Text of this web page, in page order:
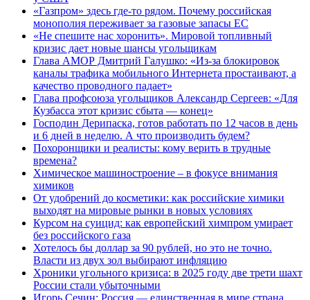
«Газпром» здесь где-то рядом. Почему российская
монополия переживает за газовые запасы ЕС
«Не спешите нас хоронить». Мировой топливный
кризис дает новые шансы угольщикам
Глава АМОР Дмитрий Галушко: «Из-за блокировок
каналы трафика мобильного Интернета простаивают, а
качество проводного падает»
Глава профсоюза угольщиков Александр Сергеев: «Для
Кузбасса этот кризис сбыта — конец»
Господин Дерипаска, готов работать по 12 часов в день
и 6 дней в неделю. А что производить будем?
Похоронщики и реалисты: кому верить в трудные
времена?
Химическое машиностроение – в фокусе внимания
химиков
От удобрений до косметики: как российские химики
выходят на мировые рынки в новых условиях
Курсом на суицид: как европейский химпром умирает
без российского газа
Хотелось бы доллар за 90 рублей, но это не точно.
Власти из двух зол выбирают инфляцию
Хроники угольного кризиса: в 2025 году две трети шахт
России стали убыточными
Игорь Сечин: Россия — единственная в мире страна,